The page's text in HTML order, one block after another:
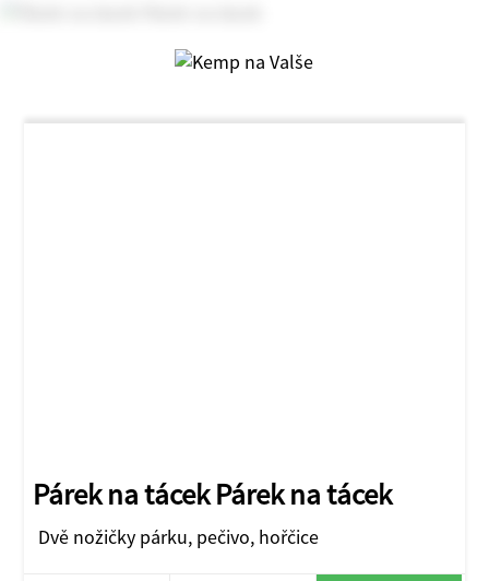
Párek na tácek Párek na tácek
Dvě nožičky párku, pečivo, hořčice